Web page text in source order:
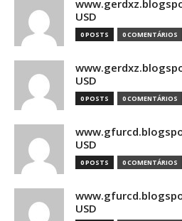
USD
0 POSTS 0 COMENTÁRIOS
USD
0 POSTS 0 COMENTÁRIOS
USD
0 POSTS 0 COMENTÁRIOS
USD